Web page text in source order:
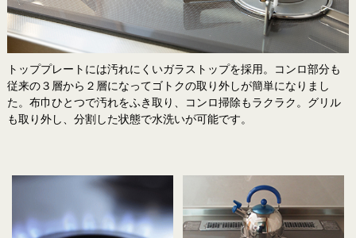
トッププレートには汚れにくいガラストップを採用。コンロ部分も
従来の３層から２層になってゴトクの取り外しが簡単になりまし
た。布巾ひとつで汚れをふき取り、コンロ掃除もラクラク。グリル
も取り外し、分割した状態で水洗いが可能です。